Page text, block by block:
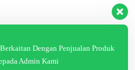
Dengan Penjualan Produk
Admin Kami